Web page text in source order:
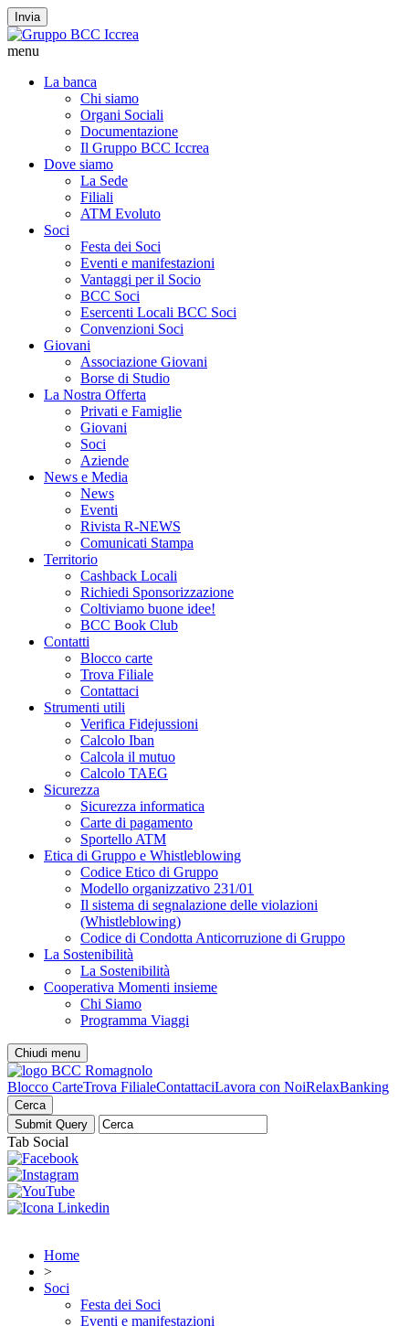
Invia
menu
La banca
Chi siamo
Organi Sociali
Documentazione
Il Gruppo BCC Iccrea
Dove siamo
La Sede
Filiali
ATM Evoluto
Soci
Festa dei Soci
Eventi e manifestazioni
Vantaggi per il Socio
BCC Soci
Esercenti Locali BCC Soci
Convenzioni Soci
Giovani
Associazione Giovani
Borse di Studio
La Nostra Offerta
Privati e Famiglie
Giovani
Soci
Aziende
News e Media
News
Eventi
Rivista R-NEWS
Comunicati Stampa
Territorio
Cashback Locali
Richiedi Sponsorizzazione
Coltiviamo buone idee!
BCC Book Club
Contatti
Blocco carte
Trova Filiale
Contattaci
Strumenti utili
Verifica Fidejussioni
Calcolo Iban
Calcola il mutuo
Calcolo TAEG
Sicurezza
Sicurezza informatica
Carte di pagamento
Sportello ATM
Etica di Gruppo e Whistleblowing
Codice Etico di Gruppo
Modello organizzativo 231/01
Il sistema di segnalazione delle violazioni
(Whistleblowing)
Codice di Condotta Anticorruzione di Gruppo
La Sostenibilità
La Sostenibilità
Cooperativa Momenti insieme
Chi Siamo
Programma Viaggi
Chiudi menu
Blocco CarteTrova FilialeContattaciLavora con NoiRelaxBanking
Cerca
Tab Social
Home
>
Soci
Festa dei Soci
Eventi e manifestazioni